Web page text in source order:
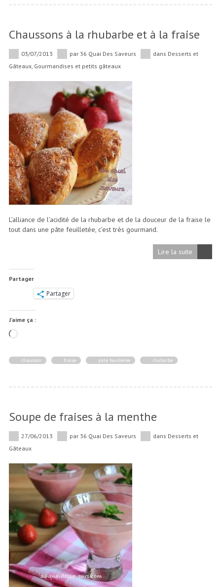
Chaussons à la rhubarbe et à la fraise
03/07/2013 par 36 Quai Des Saveurs dans Desserts et
Gâteaux, Gourmandises et petits gâteaux
L’alliance de l’acidité de la rhubarbe et de la douceur de la fraise le
tout dans une pâte feuilletée, c’est très gourmand.
Lire la suite
Partager
Partager
J’aime ça :
Chargement…
chausson fraise pate feuilletée rhubarbe
Soupe de fraises à la menthe
27/06/2013 par 36 Quai Des Saveurs dans Desserts et
Gâteaux